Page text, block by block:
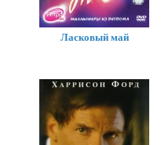
Ласковый май